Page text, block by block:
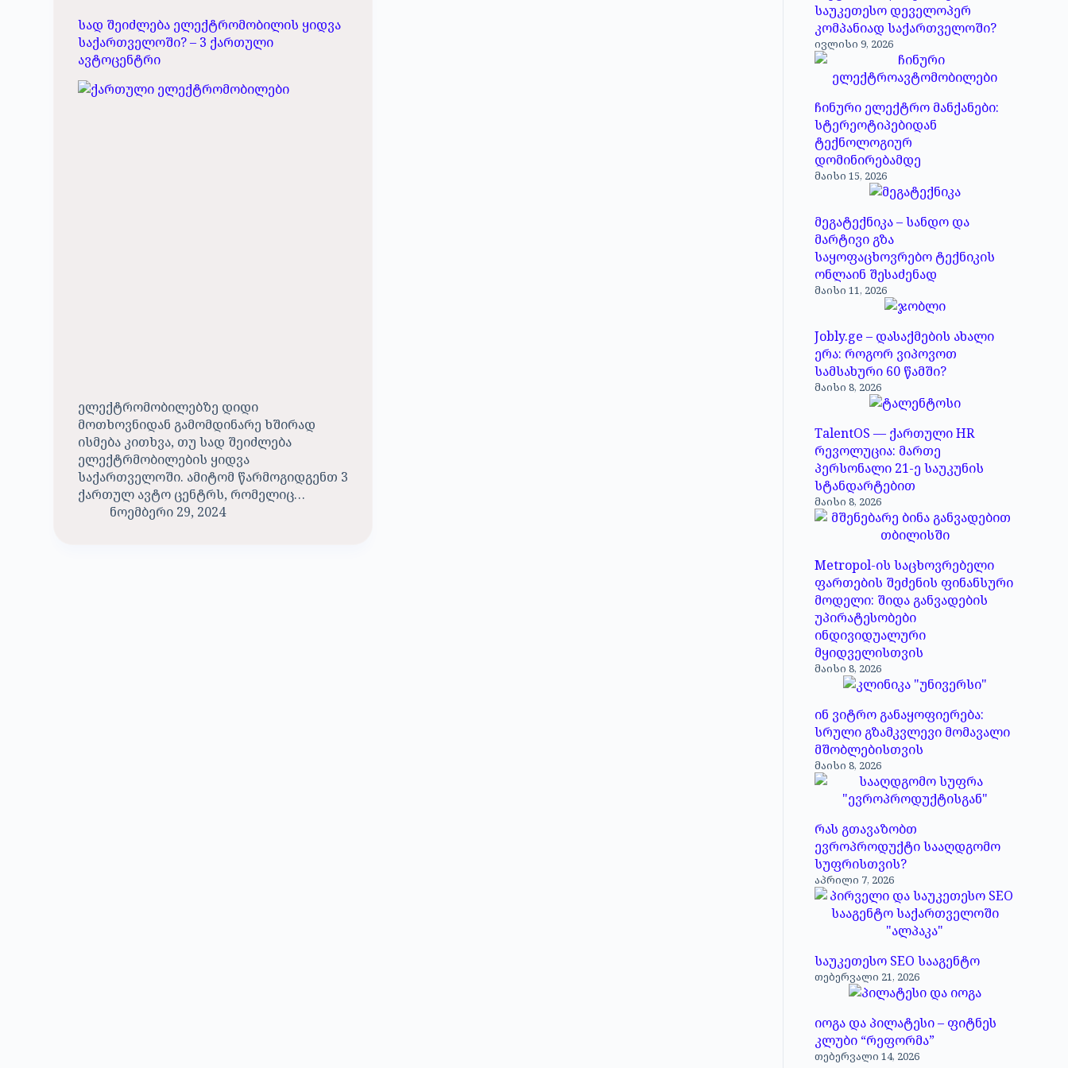
სად შეიძლება ელექტრომობილის ყიდვა
საქართველოში? – 3 ქართული
ავტოცენტრი
ელექტრომობილებზე დიდი
მოთხოვნიდან გამომდინარე ხშირად
ისმება კითხვა, თუ სად შეიძლება
ელექტრმობილების ყიდვა
საქართველოში. ამიტომ წარმოგიდგენთ 3
ქართულ ავტო ცენტრს, რომელიც…
ნოემბერი 29, 2024
საუკეთესო დეველოპერ
კომპანიად საქართველოში?
ივლისი 9, 2026
ჩინური ელექტრო მანქანები:
სტერეოტიპებიდან
ტექნოლოგიურ
დომინირებამდე
მაისი 15, 2026
მეგატექნიკა – სანდო და
მარტივი გზა
საყოფაცხოვრებო ტექნიკის
ონლაინ შესაძენად
მაისი 11, 2026
Jobly.ge – დასაქმების ახალი
ერა: როგორ ვიპოვოთ
სამსახური 60 წამში?
მაისი 8, 2026
TalentOS — ქართული HR
რევოლუცია: მართე
პერსონალი 21-ე საუკუნის
სტანდარტებით
მაისი 8, 2026
Metropol-ის საცხოვრებელი
ფართების შეძენის ფინანსური
მოდელი: შიდა განვადების
უპირატესობები
ინდივიდუალური
მყიდველისთვის
მაისი 8, 2026
ინ ვიტრო განაყოფიერება:
სრული გზამკვლევი მომავალი
მშობლებისთვის
მაისი 8, 2026
რას გთავაზობთ
ევროპროდუქტი სააღდგომო
სუფრისთვის?
აპრილი 7, 2026
საუკეთესო SEO სააგენტო
თებერვალი 21, 2026
იოგა და პილატესი – ფიტნეს
კლუბი “რეფორმა”
თებერვალი 14, 2026